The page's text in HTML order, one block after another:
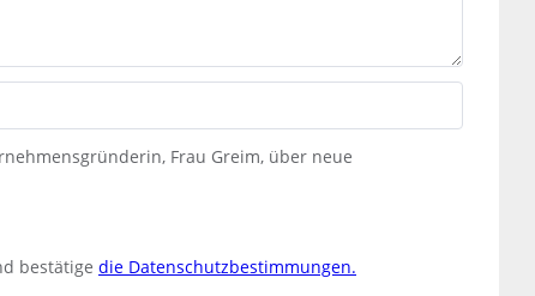
Frau Greim, über neue
bestätige die Datenschutzbestimmungen.